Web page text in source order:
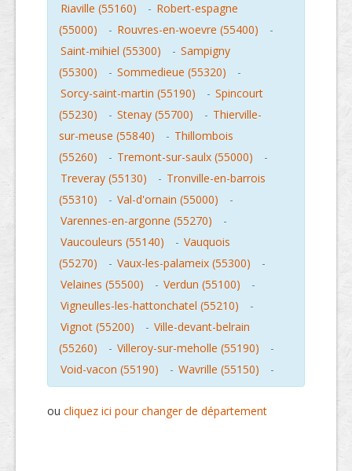
Riaville (55160)
- Robert-espagne
(55000)
- Rouvres-en-woevre (55400)
-
Saint-mihiel (55300)
- Sampigny
(55300)
- Sommedieue (55320)
-
Sorcy-saint-martin (55190)
- Spincourt
(55230)
- Stenay (55700) - Thierville-
sur-meuse (55840)
- Thillombois
(55260)
- Tremont-sur-saulx (55000)
-
Treveray (55130)
- Tronville-en-barrois
(55310)
- Val-d'ornain (55000)
-
Varennes-en-argonne (55270)
-
Vaucouleurs (55140)
- Vauquois
(55270)
- Vaux-les-palameix (55300)
-
Velaines (55500)
- Verdun (55100)
-
Vigneulles-les-hattonchatel (55210)
-
Vignot (55200)
- Ville-devant-belrain
(55260)
- Villeroy-sur-meholle (55190)
-
Void-vacon (55190)
- Wavrille (55150) -
ou cliquez ici pour changer de département